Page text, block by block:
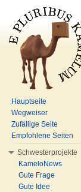
Hauptseite
Wegweiser
Zufällige Seite
Empfohlene Seiten
Schwesterprojekte
KameloNews
Gute Frage
Gute Idee